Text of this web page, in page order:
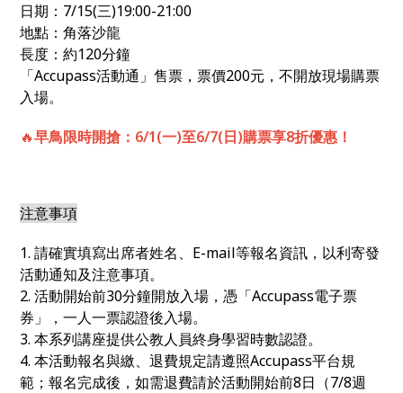
日期：7/15(三)19:00-21:00
地點：角落沙龍
長度：約120分鐘
「Accupass活動通」售票，票價200元，不開放現場購票
入場。
🔥早鳥限時開搶：6/1(一)至6/7(日)購票享8折優惠！
注意事項
1. 請確實填寫出席者姓名、E-mail等報名資訊，以利寄發
活動通知及注意事項。
2. 活動開始前30分鐘開放入場，憑「Accupass電子票
券」，一人一票認證後入場。
3. 本系列講座提供公教人員終身學習時數認證。
4. 本活動報名與繳、退費規定請遵照Accupass平台規
範；報名完成後，如需退費請於活動開始前8日（7/8週